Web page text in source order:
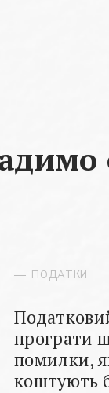
ПОДАТКИ
програти
помилки,
коштують